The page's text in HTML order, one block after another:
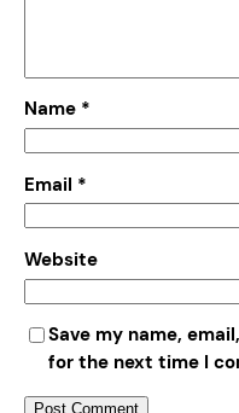
Name *
Email *
Website
Save my name,
for the next time I